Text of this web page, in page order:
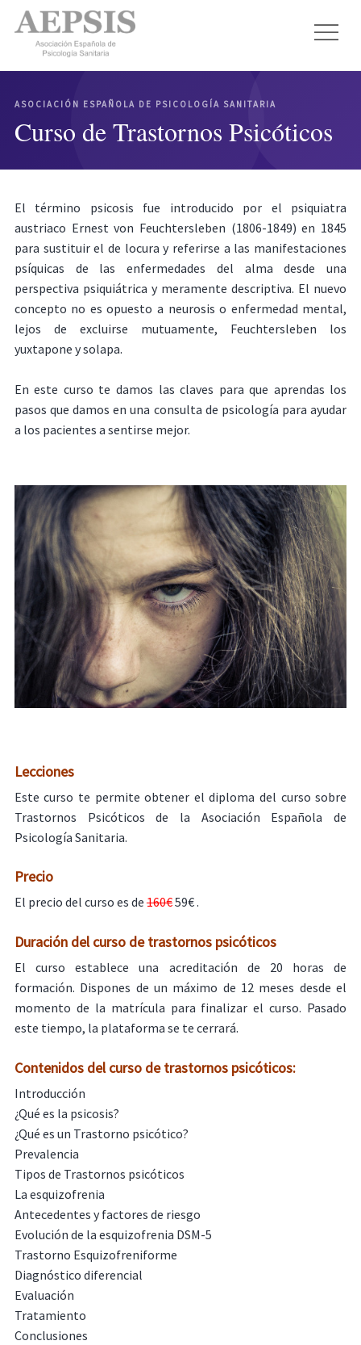
ASOCIACIÓN ESPAÑOLA DE PSICOLOGÍA SANITARIA
Curso de Trastornos Psicóticos
El término psicosis fue introducido por el psiquiatra
austriaco Ernest von Feuchtersleben (1806-1849) en 1845
para sustituir el de locura y referirse a las manifestaciones
psíquicas de las enfermedades del alma desde una
perspectiva psiquiátrica y meramente descriptiva. El nuevo
concepto no es opuesto a neurosis o enfermedad mental,
lejos de excluirse mutuamente, Feuchtersleben los
yuxtapone y solapa.
En este curso te damos las claves para que aprendas los
pasos que damos en una consulta de psicología para ayudar
a los pacientes a sentirse mejor.
Lecciones
Este curso te permite obtener el diploma del curso sobre
Trastornos Psicóticos de la Asociación Española de
Psicología Sanitaria.
Precio
El precio del curso es de 160€59€ .
Duración del curso de trastornos psicóticos
El curso establece una acreditación de 20 horas de
formación. Dispones de un máximo de 12 meses desde el
momento de la matrícula para finalizar el curso. Pasado
este tiempo, la plataforma se te cerrará.
Contenidos del curso de trastornos psicóticos:
Introducción
¿Qué es la psicosis?
¿Qué es un Trastorno psicótico?
Prevalencia
Tipos de Trastornos psicóticos
La esquizofrenia
Antecedentes y factores de riesgo
Evolución de la esquizofrenia DSM-5
Trastorno Esquizofreniforme
Diagnóstico diferencial
Evaluación
Tratamiento
Conclusiones